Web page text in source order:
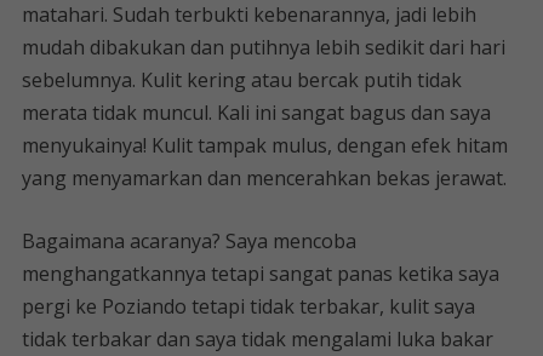
matahari. Sudah terbukti kebenarannya, jadi lebih
mudah dibakukan dan putihnya lebih sedikit dari hari
sebelumnya. Kulit kering atau bercak putih tidak
merata tidak muncul. Kali ini sangat bagus dan saya
menyukainya! Kulit tampak mulus, dengan efek hitam
yang menyamarkan dan mencerahkan bekas jerawat.
Bagaimana acaranya? Saya mencoba
menghangatkannya tetapi sangat panas ketika saya
pergi ke Poziando tetapi tidak terbakar, kulit saya
tidak terbakar dan saya tidak mengalami luka bakar